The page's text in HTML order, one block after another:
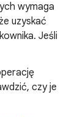
wymaga
uzyskać
Jeśli
czy je